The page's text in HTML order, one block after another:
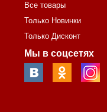
Все товары
Только Новинки
Только Дисконт
Мы в соцсетях